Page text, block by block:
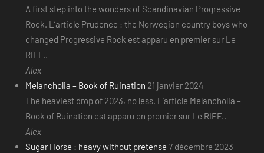
A first step into the wonders of Scandinavian Progressive
Rock. L’article Prudence : the Norwegian country boys who
changed Progressive Rock est apparu en premier sur Le
RIFF..
Alex
Melancholia – Book of Ruination 21 janvier 2024
The heaviest drop of 2023, no less. L’article Melancholia –
Book of Ruination est apparu en premier sur Le RIFF..
Alex
Sugar Horse : heavy without pretense 7 décembre 2023